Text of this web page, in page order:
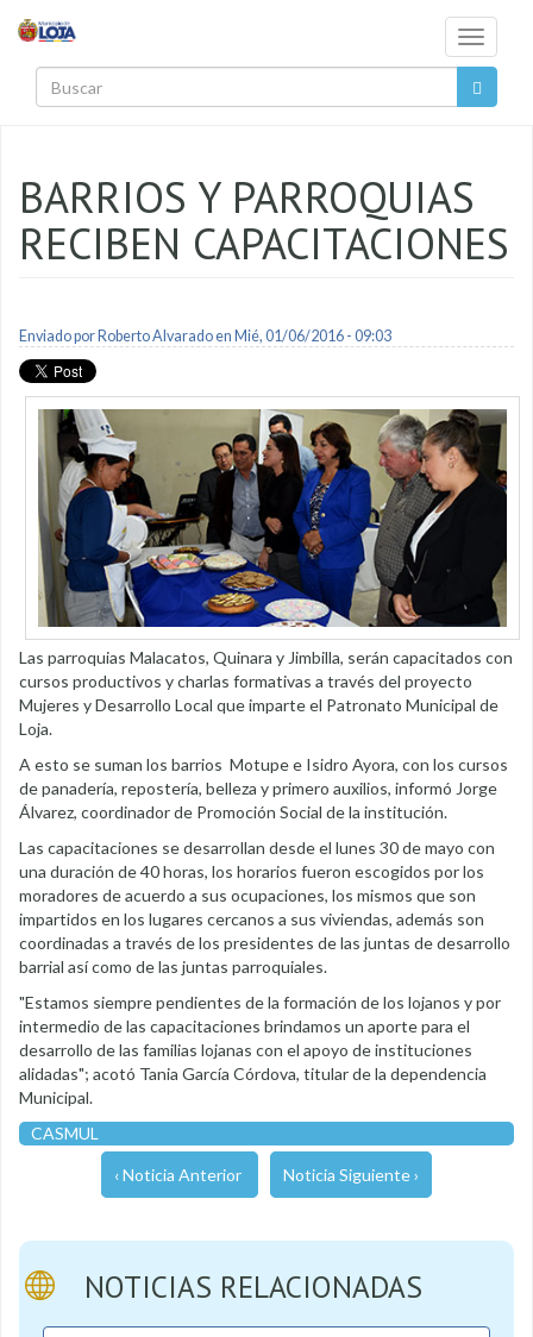
Toggle
BARRIOS Y PARROQUIAS
RECIBEN CAPACITACIONES
Enviado por Roberto Alvaradoen Mié, 01/06/2016 - 09:03
Las parroquias Malacatos, Quinara y Jimbilla, serán capacitados con
cursos productivos y charlas formativas a través del proyecto
Mujeres y Desarrollo Local que imparte el Patronato Municipal de
Loja.
A esto se suman los barrios Motupe e Isidro Ayora, con los cursos
de panadería, repostería, belleza y primero auxilios, informó Jorge
Álvarez, coordinador de Promoción Social de la institución.
Las capacitaciones se desarrollan desde el lunes 30 de mayo con
una duración de 40 horas, los horarios fueron escogidos por los
moradores de acuerdo a sus ocupaciones, los mismos que son
impartidos en los lugares cercanos a sus viviendas, además son
coordinadas a través de los presidentes de las juntas de desarrollo
barrial así como de las juntas parroquiales.
"Estamos siempre pendientes de la formación de los lojanos y por
intermedio de las capacitaciones brindamos un aporte para el
desarrollo de las familias lojanas con el apoyo de instituciones
alidadas"; acotó Tania García Córdova, titular de la dependencia
Municipal.
CASMUL
‹ Noticia Anterior Noticia Siguiente ›
NOTICIAS RELACIONADAS